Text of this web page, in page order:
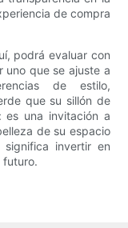
de compra
podrá evaluar con
uno que se ajuste a
de estilo,
que su sillón de
es una invitación a
de su espacio
invertir en
futuro.